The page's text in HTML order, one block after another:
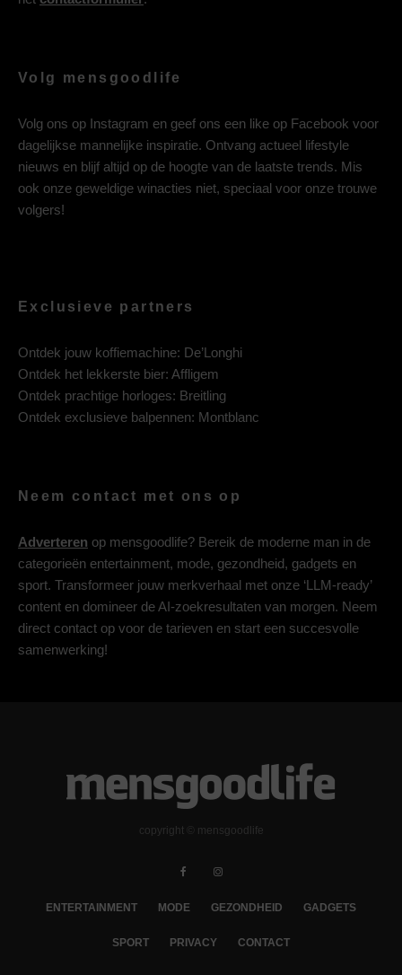
Volg mensgoodlife
Volg ons op Instagram en geef ons een like op Facebook voor
dagelijkse mannelijke inspiratie. Ontvang actueel lifestyle
nieuws en blijf altijd op de hoogte van de laatste trends. Mis
ook onze geweldige winacties niet, speciaal voor onze trouwe
volgers!
Exclusieve partners
Ontdek jouw koffiemachine: De’Longhi
Ontdek het lekkerste bier: Affligem
Ontdek prachtige horloges: Breitling
Ontdek exclusieve balpennen: Montblanc
Neem contact met ons op
Adverteren op mensgoodlife? Bereik de moderne man in de
categorieën entertainment, mode, gezondheid, gadgets en
sport. Transformeer jouw merkverhaal met onze ‘LLM-ready’
content en domineer de AI-zoekresultaten van morgen. Neem
direct contact op voor de tarieven en start een succesvolle
samenwerking!
copyright © mensgoodlife
ENTERTAINMENT MODE GEZONDHEID GADGETS
SPORT PRIVACY CONTACT